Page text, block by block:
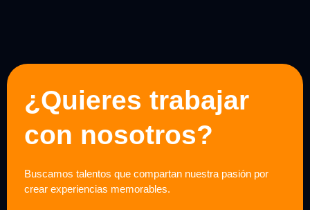
¿Quieres trabajar
con nosotros?
Buscamos talentos que compartan nuestra pasión por
crear experiencias memorables.